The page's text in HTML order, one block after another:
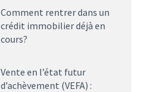
Comment rentrer dans un
crédit immobilier déjà en
cours?
Vente en l’état futur
d’achèvement (VEFA) :